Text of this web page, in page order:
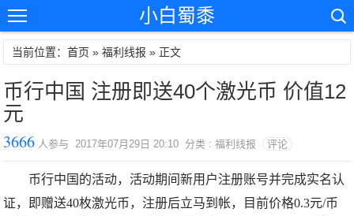
小白蜀黍
当前位置：首页 »福利线报 » 正文
币行中国 注册即送40个激光币 价值12
元
3666 人参与 2017年07月29日 20:10 分类 : 福利线报 评论
币行中国的活动，活动期间新用户注册账号并完成实名认
证，即赠送40枚激光币，注册后立马到帐，目前价格0.3元/币